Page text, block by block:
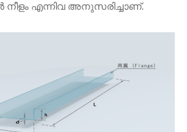
എന്നിവ അനുസരിച്ചാണ്.